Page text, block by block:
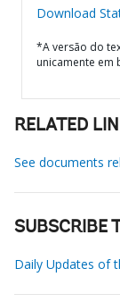
Download
*A versão do
unicamente em
RELATED
See documents
SUBSCRIBE
Daily Updates of